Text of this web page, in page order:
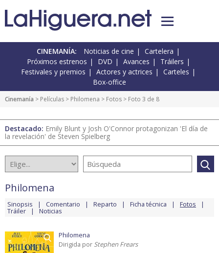
CINEMANÍA: Noticias de cine
Cartelera
Próximos estrenos
DVD Avances
Tráilers
Festivales y premios
Actores y actrices
Carteles
Box-office
Cinemanía > Películas > Philomena > Fotos > Foto 3 de 8
Destacado: Emily Blunt y Josh O'Connor protagonizan 'El día de
la revelación' de Steven Spielberg
Philomena
Sinopsis Comentario Reparto Ficha técnica Fotos
Tráiler Noticias
Philomena
Dirigida por Stephen Frears